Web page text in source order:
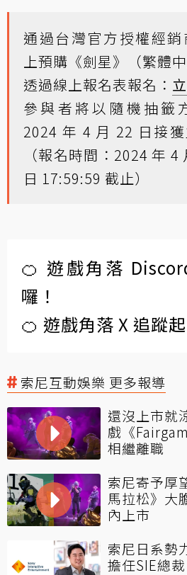
通過台灣官方授權經銷
上預購《劍星》（繁體
透過線上報名表報名：
參與者將以隨機抽籤
2024 年 4 月 22 日接
（報名時間：2024 年
日 17:59:59 截止）
🍊 遊戲角落
囉！
🍊 遊戲角落 X 追蹤
索尼互動娛樂 更多報導
還沒上市就
戲《
相繼離職
索尼寄予厚
馬拉松》大
內上市
索尼日系勢
擔任SIE總裁